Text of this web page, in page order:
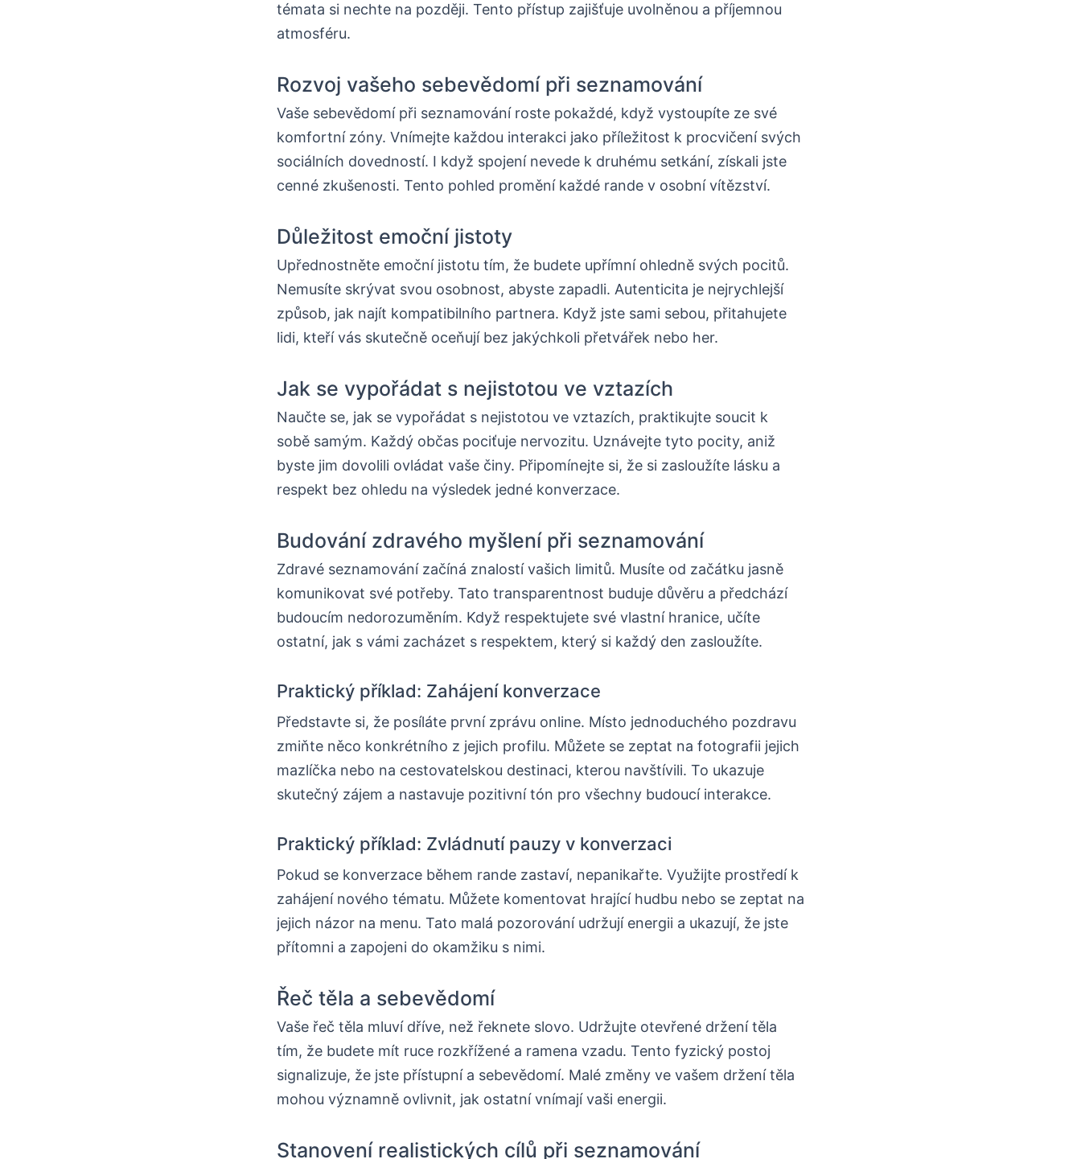
témata si nechte na později. Tento přístup zajišťuje uvolněnou a příjemnou
atmosféru.
Rozvoj vašeho sebevědomí při seznamování
Vaše sebevědomí při seznamování roste pokaždé, když vystoupíte ze své
komfortní zóny. Vnímejte každou interakci jako příležitost k procvičení svých
sociálních dovedností. I když spojení nevede k druhému setkání, získali jste
cenné zkušenosti. Tento pohled promění každé rande v osobní vítězství.
Důležitost emoční jistoty
Upřednostněte emoční jistotu tím, že budete upřímní ohledně svých pocitů.
Nemusíte skrývat svou osobnost, abyste zapadli. Autenticita je nejrychlejší
způsob, jak najít kompatibilního partnera. Když jste sami sebou, přitahujete
lidi, kteří vás skutečně oceňují bez jakýchkoli přetvářek nebo her.
Jak se vypořádat s nejistotou ve vztazích
Naučte se, jak se vypořádat s nejistotou ve vztazích, praktikujte soucit k
sobě samým. Každý občas pociťuje nervozitu. Uznávejte tyto pocity, aniž
byste jim dovolili ovládat vaše činy. Připomínejte si, že si zasloužíte lásku a
respekt bez ohledu na výsledek jedné konverzace.
Budování zdravého myšlení při seznamování
Zdravé seznamování začíná znalostí vašich limitů. Musíte od začátku jasně
komunikovat své potřeby. Tato transparentnost buduje důvěru a předchází
budoucím nedorozuměním. Když respektujete své vlastní hranice, učíte
ostatní, jak s vámi zacházet s respektem, který si každý den zasloužíte.
Praktický příklad: Zahájení konverzace
Představte si, že posíláte první zprávu online. Místo jednoduchého pozdravu
zmiňte něco konkrétního z jejich profilu. Můžete se zeptat na fotografii jejich
mazlíčka nebo na cestovatelskou destinaci, kterou navštívili. To ukazuje
skutečný zájem a nastavuje pozitivní tón pro všechny budoucí interakce.
Praktický příklad: Zvládnutí pauzy v konverzaci
Pokud se konverzace během rande zastaví, nepanikařte. Využijte prostředí k
zahájení nového tématu. Můžete komentovat hrající hudbu nebo se zeptat na
jejich názor na menu. Tato malá pozorování udržují energii a ukazují, že jste
přítomni a zapojeni do okamžiku s nimi.
Řeč těla a sebevědomí
Vaše řeč těla mluví dříve, než řeknete slovo. Udržujte otevřené držení těla
tím, že budete mít ruce rozkřížené a ramena vzadu. Tento fyzický postoj
signalizuje, že jste přístupní a sebevědomí. Malé změny ve vašem držení těla
mohou významně ovlivnit, jak ostatní vnímají vaši energii.
Stanovení realistických cílů při seznamování